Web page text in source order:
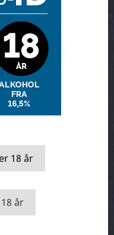
18 år
år